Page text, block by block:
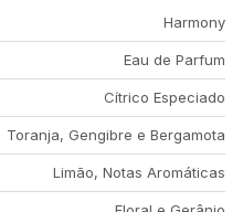
Harmony
Eau de Parfum
Cítrico Especiado
Toranja, Gengibre e Bergamota
Limão, Notas Aromáticas